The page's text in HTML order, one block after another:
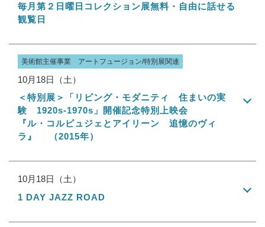
毎月第２日曜日コレクション展無料・自由に話せる
観覧日
美術館主催事業 アートフュージョン/特別展関連
10月18日（土）
＜特別展＞「リビング・モダニティ 住まいの実
験 1920s-1970s」開催記念特別上映会
『ル・コルビュジェとアイリーン 追憶のヴィ
ラ』 （2015年）
10月18日（土）
1 DAY JAZZ ROAD